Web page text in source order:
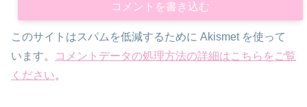
コメントを書き込む
このサイトはスパムを低減するために Akismet を使って
います。
コメントデータの処理方法の詳細はこちらをご覧
ください。